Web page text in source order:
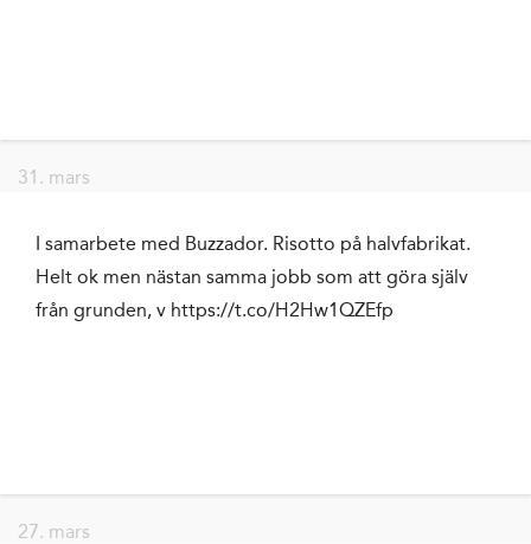
31. mars
I samarbete med Buzzador. Risotto på halvfabrikat.
Helt ok men nästan samma jobb som att göra själv
från grunden, v https://t.co/H2Hw1QZEfp
27. mars